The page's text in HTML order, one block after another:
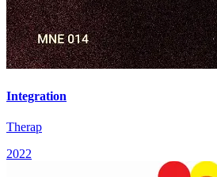
Integration
Therap
2022